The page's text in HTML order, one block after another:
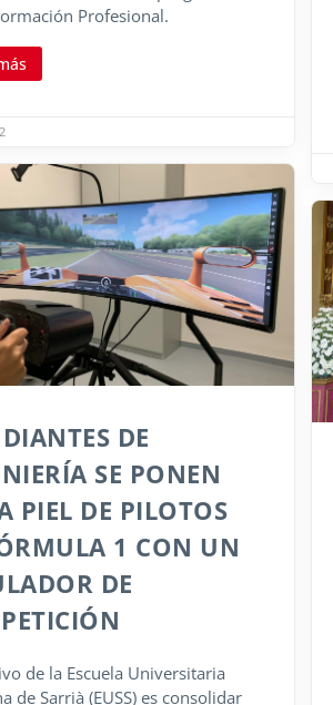
Profesional.
DE
SE PONEN
PIEL DE PILOTOS
1 CON UN
DE
de la Escuela Universitaria
de Sarrià (EUSS) es consolidar